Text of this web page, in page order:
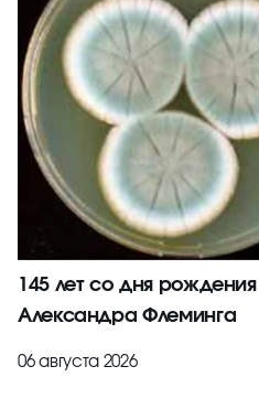
145 лет со дня рождения
Александра Флеминга
06 августа 2026